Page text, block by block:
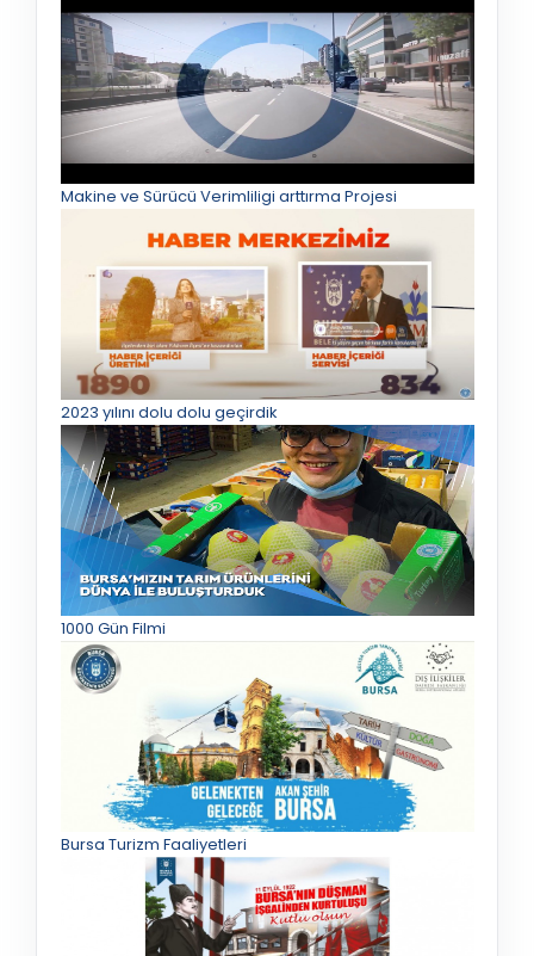
Makine ve Sürücü Verimliligi arttırma Projesi
2023 yılını dolu dolu geçirdik
1000 Gün Filmi
Bursa Turizm Faaliyetleri